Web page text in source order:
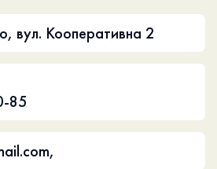
вул. Кооперативна 2
85
,